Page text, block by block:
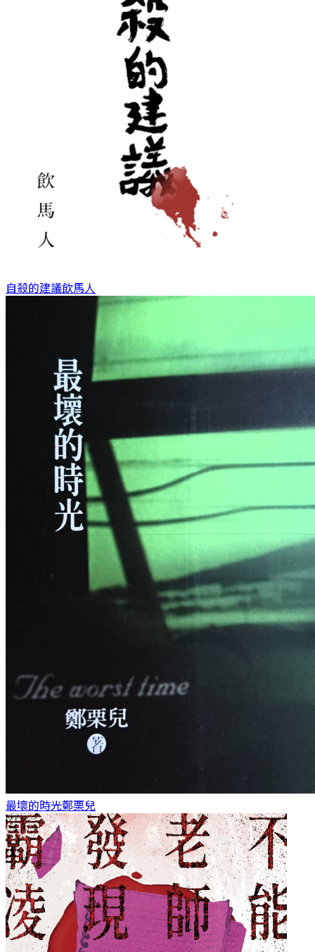
自殺的建議飲馬人
最壞的時光鄭栗兒